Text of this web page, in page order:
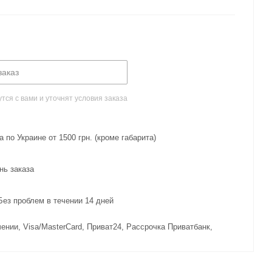
с вами и уточнят условия заказа
по Украине от 1500 грн. (кроме габарита)
заказа
проблем в течении 14 дней
Visa/MasterCard, Приват24, Рассрочка Приватбанк,